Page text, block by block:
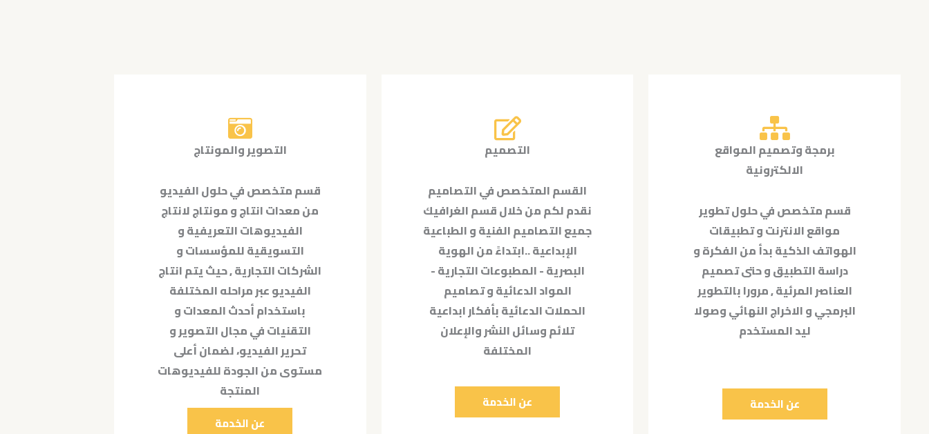
برمجة وتصميم المواقع
الالكترونية
قسم متخصص في حلول تطوير
مواقع الانترنت و تطبيقات
الهواتف الذكية بدأ من الفكرة و
دراسة التطبيق و حتى تصميم
العناصر المرئية , مرورا بالتطوير
البرمجي و الاخراج النهائي وصولا
ليد المستخدم
عن الخدمة
التصميم
القسم المتخصص في التصاميم
نقدم لكم من خلال قسم الغرافيك
جميع التصاميم الفنية و الطباعية
الإبداعية ..ابتداءً من الهوية
البصرية - المطبوعات التجارية -
المواد الدعائية و تصاميم
الحملات الدعائية بأفكار ابداعية
تلائم وسائل النشر والإعلان
المختلفة
عن الخدمة
التصوير والمونتاج
قسم متخصص في حلول الفيديو
من معدات انتاج و مونتاج لانتاج
الفيديوهات التعريفية و
التسويقية للمؤسسات و
الشركات التجارية , حيث يتم انتاج
الفيديو عبر مراحله المختلفة
باستخدام أحدث المعدات و
التقنيات في مجال التصوير و
تحرير الفيديو، لضمان أعلى
مستوى من الجودة للفيديوهات
المنتجة
عن الخدمة